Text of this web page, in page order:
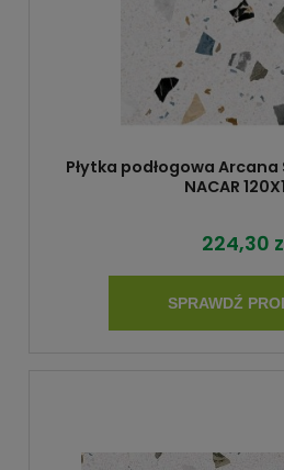
Płytka podłogowa Arcana
NACAR
224,30
SPRAWDŹ